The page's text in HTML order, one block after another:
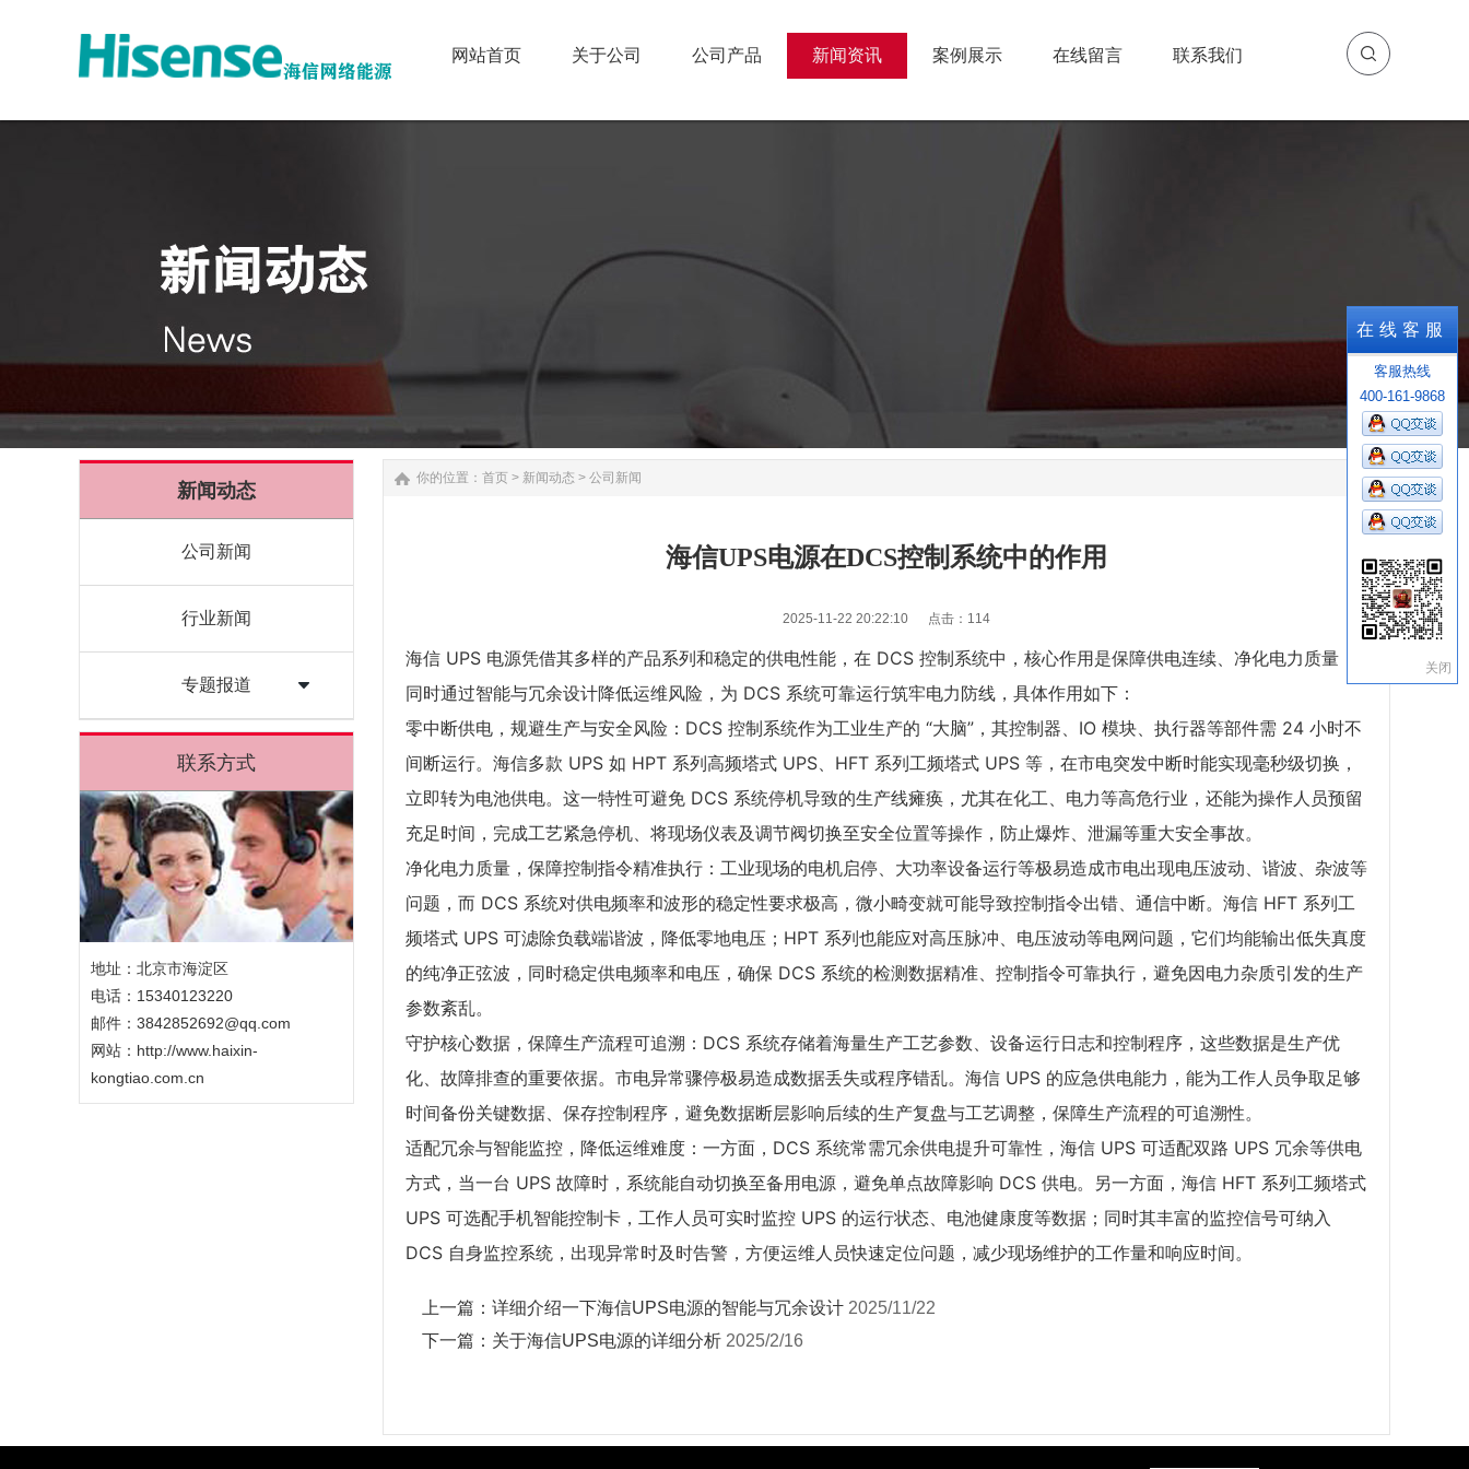
网站首页 关于公司 公司产品 新闻资讯 案例展示 在线留言 联系我们
1
新闻动态
公司新闻
行业新闻
专题报道
联系方式
地址：北京市海淀区
电话：15340123220
邮件：3842852692@qq.com
网站： http://www.haixin-
kongtiao.com.cn
你的位置： 首页 > 新闻动态 > 公司新闻
海信UPS电源在DCS控制系统中的作用
2025-11-22 20:22:10 点击： 114
海信 UPS 电源凭借其多样的产品系列和稳定的供电性能，在 DCS 控制系统中，核心作用是保障供电连续、净化电力质量，
同时通过智能与冗余设计降低运维风险，为 DCS 系统可靠运行筑牢电力防线，具体作用如下：
零中断供电，规避生产与安全风险 ：DCS 控制系统作为工业生产的 “大脑”，其控制器、IO 模块、执行器等部件需 24 小时不
间断运行。海信多款 UPS 如 HPT 系列高频塔式 UPS、HFT 系列工频塔式 UPS 等，在市电突发中断时能实现毫秒级切换，
立即转为电池供电。这一特性可避免 DCS 系统停机导致的生产线瘫痪，尤其在化工、电力等高危行业，还能为操作人员预留
充足时间，完成工艺紧急停机、将现场仪表及调节阀切换至安全位置等操作，防止爆炸、泄漏等重大安全事故。
净化电力质量，保障控制指令精准执行 ：工业现场的电机启停、大功率设备运行等极易造成市电出现电压波动、谐波、杂波等
问题，而 DCS 系统对供电频率和波形的稳定性要求极高，微小畸变就可能导致控制指令出错、通信中断。海信 HFT 系列工
频塔式 UPS 可滤除负载端谐波，降低零地电压；HPT 系列也能应对高压脉冲、电压波动等电网问题，它们均能输出低失真度
的纯净正弦波，同时稳定供电频率和电压，确保 DCS 系统的检测数据精准、控制指令可靠执行，避免因电力杂质引发的生产
参数紊乱。
守护核心数据，保障生产流程可追溯 ：DCS 系统存储着海量生产工艺参数、设备运行日志和控制程序，这些数据是生产优
化、故障排查的重要依据。市电异常骤停极易造成数据丢失或程序错乱。海信 UPS 的应急供电能力，能为工作人员争取足够
时间备份关键数据、保存控制程序，避免数据断层影响后续的生产复盘与工艺调整，保障生产流程的可追溯性。
适配冗余与智能监控，降低运维难度 ：一方面，DCS 系统常需冗余供电提升可靠性，海信 UPS 可适配双路 UPS 冗余等供电
方式，当一台 UPS 故障时，系统能自动切换至备用电源，避免单点故障影响 DCS 供电。另一方面，海信 HFT 系列工频塔式
UPS 可选配手机智能控制卡，工作人员可实时监控 UPS 的运行状态、电池健康度等数据；同时其丰富的监控信号可纳入
DCS 自身监控系统，出现异常时及时告警，方便运维人员快速定位问题，减少现场维护的工作量和响应时间。
上一篇： 详细介绍一下海信UPS电源的智能与冗余设计 2025/11/22
下一篇： 关于海信UPS电源的详细分析 2025/2/16
在线客服
客服热线
400-161-9868
关闭